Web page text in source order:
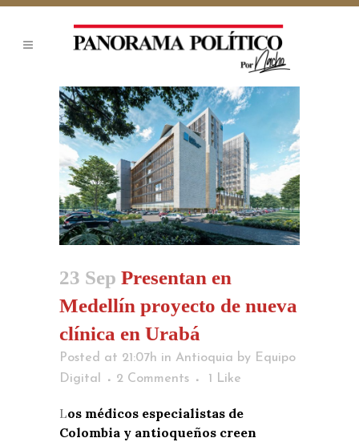
23 Sep Presentan en
Medellín proyecto de nueva
clínica en Urabá
Posted at 21:07h in Antioquia by Equipo
Digital
2 Comments 1 Like
Los médicos especialistas de
Colombia y antioqueños creen